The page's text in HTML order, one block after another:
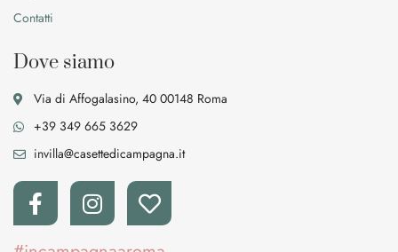
Contatti
Dove siamo
Via di Affogalasino, 40 00148 Roma
+39 349 665 3629
invilla@casettedicampagna.it